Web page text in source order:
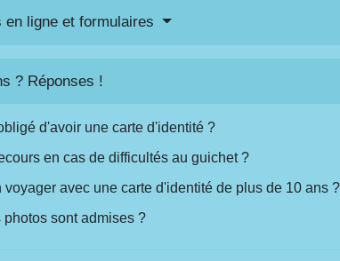
en ligne et formulaires
? Réponses !
d'avoir une carte d'identité ?
en cas de difficultés au guichet ?
voyager avec une carte d'identité de plus de 10 ans ?
photos sont admises ?